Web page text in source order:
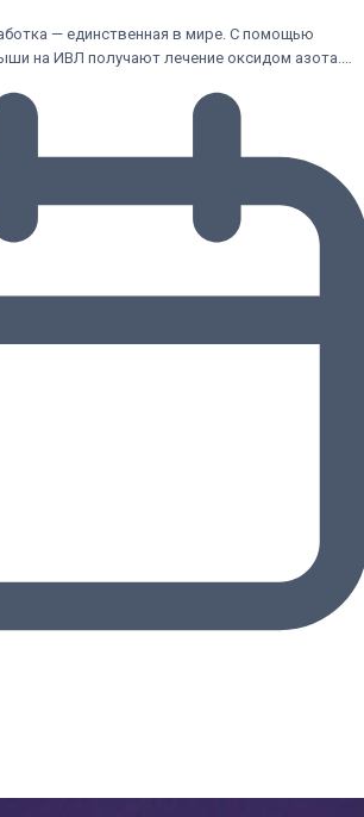
— единственная в мире. С помощью
на ИВЛ получают лечение оксидом азота.…